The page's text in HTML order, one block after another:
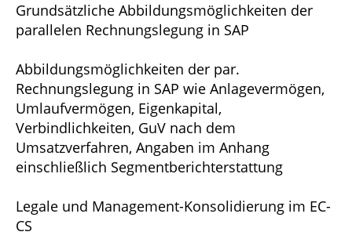
Grundsätzliche Abbildungsmöglichkeiten der
parallelen Rechnungslegung in SAP
Abbildungsmöglichkeiten der par.
Rechnungslegung in SAP wie Anlagevermögen,
Umlaufvermögen, Eigenkapital,
Verbindlichkeiten, GuV nach dem
Umsatzverfahren, Angaben im Anhang
einschließlich Segmentberichterstattung
Legale und Management-Konsolidierung im EC-
CS